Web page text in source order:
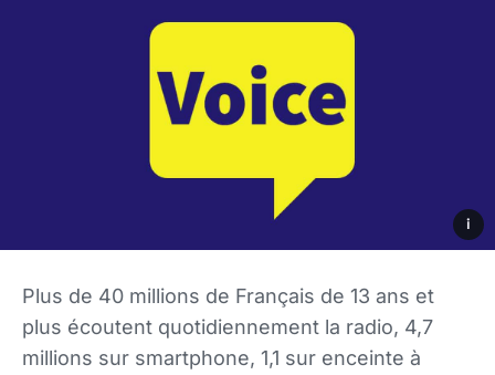
i
Plus de 40 millions de Français de 13 ans et
plus écoutent quotidiennement la radio, 4,7
millions sur smartphone, 1,1 sur enceinte à